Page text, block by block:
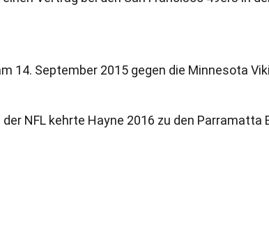
14. September 2015 gegen die Minnesota
NFL kehrte Hayne 2016 zu den Parramatta